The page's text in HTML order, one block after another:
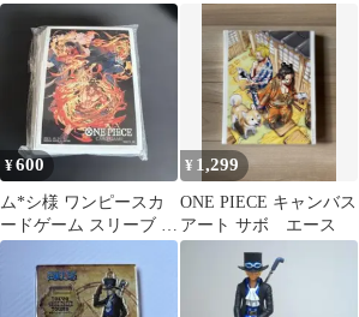
ァイル ASL
メラメラの実 エース サ
¥600
ム*シ様 ワンピースカ
ードゲーム スリーブ エ
ース・サボ・ルフィ 70
¥ 1,299
ONE PIECE キャンバス
アート サボ エース